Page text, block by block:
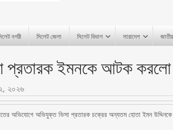
নগরী সিলেট জেলা সিলেট বিভাগ সারাদেশ জাতীয়
প্রতারক ইমনকে আটক
২০২৬
অভিযোগে অভিযুক্ত ভিসা প্রতারক চক্রের অন্যতম হোতা ইমন